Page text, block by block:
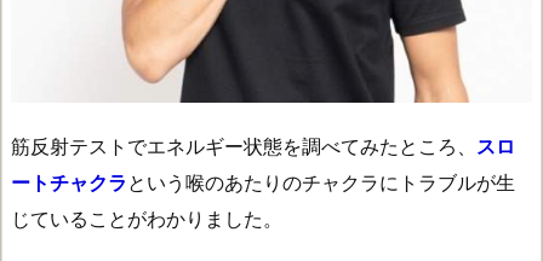
筋反射テストでエネルギー状態を調べてみたところ、 スロ
ートチャクラ という喉のあたりのチャクラにトラブルが生
じていることがわかりました。